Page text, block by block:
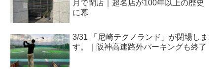
月で閉店｜超名店が100年以上の歴史
に幕
3/31 「尼崎テクノランド」が閉場しま
す。｜阪神高速路外パーキングも終了